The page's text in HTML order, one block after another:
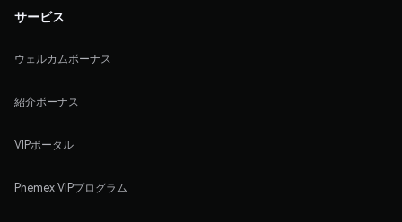
サービス
ウェルカムボーナス
紹介ボーナス
VIPポータル
Phemex VIPプログラム